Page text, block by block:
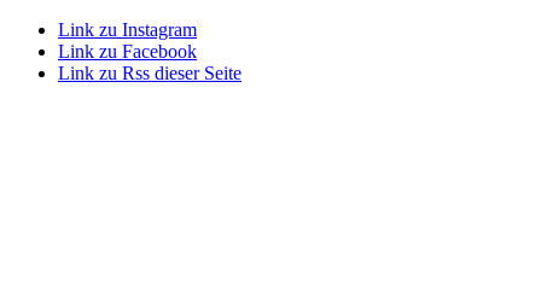
Link zu Instagram
Link zu Facebook
Link zu Rss dieser Seite